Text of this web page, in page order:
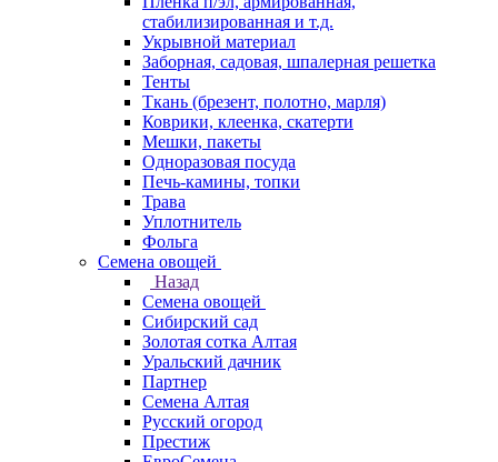
стабилизированная и т.д.
Укрывной материал
Заборная, садовая, шпалерная решетка
Тенты
Ткань (брезент, полотно, марля)
Коврики, клеенка, скатерти
Мешки, пакеты
Одноразовая посуда
Печь-камины, топки
Трава
Уплотнитель
Фольга
Семена овощей
Назад
Семена овощей
Сибирский сад
Золотая сотка Алтая
Уральский дачник
Партнер
Семена Алтая
Русский огород
Престиж